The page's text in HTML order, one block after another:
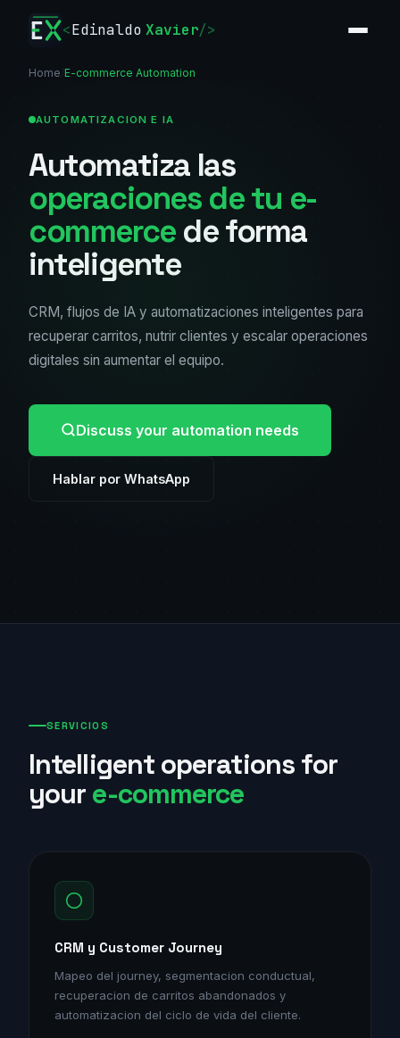
<Edinaldo Xavier/>
Home E-commerce Automation
AUTOMATIZACION E IA
Automatiza las
operaciones de tu e-
commercede forma
inteligente
CRM, flujos de IA y automatizaciones inteligentes para
recuperar carritos, nutrir clientes y escalar operaciones
digitales sin aumentar el equipo.
Discuss your automation needs
Hablar por WhatsApp
SERVICIOS
Intelligent operations for
your e-commerce
CRM y Customer Journey
Mapeo del journey, segmentacion conductual,
recuperacion de carritos abandonados y
automatizacion del ciclo de vida del cliente.